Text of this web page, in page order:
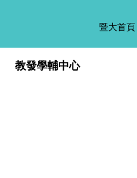
暨大首頁
教發學輔中心